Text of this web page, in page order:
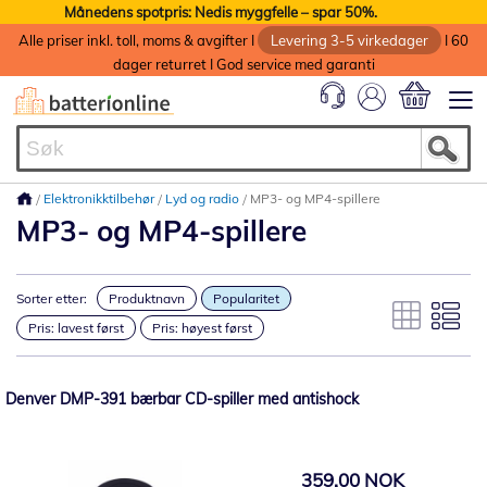
Månedens spotpris: Nedis myggfelle – spar 50%.
Alle priser inkl. toll, moms & avgifter I
Levering 3-5 virkedager
I 60
dager returret I God service med garanti
Elektronikktilbehør Lyd og radio MP3- og MP4-spillere
MP3- og MP4-spillere
Sorter etter: Produktnavn
Popularitet
Pris: lavest først
Pris: høyest først
Denver DMP-391 bærbar CD-spiller med antishock
359,00 NOK